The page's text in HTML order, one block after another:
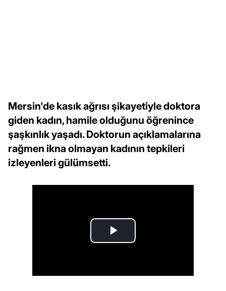
Mersin'de kasık ağrısı şikayetiyle doktora
giden kadın, hamile olduğunu öğrenince
şaşkınlık yaşadı. Doktorun açıklamalarına
rağmen ikna olmayan kadının tepkileri
izleyenleri gülümsetti.